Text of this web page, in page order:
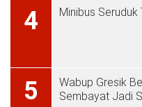
4 Minibus Seruduk
5
Wabup Gresik
Sembayat Jadi